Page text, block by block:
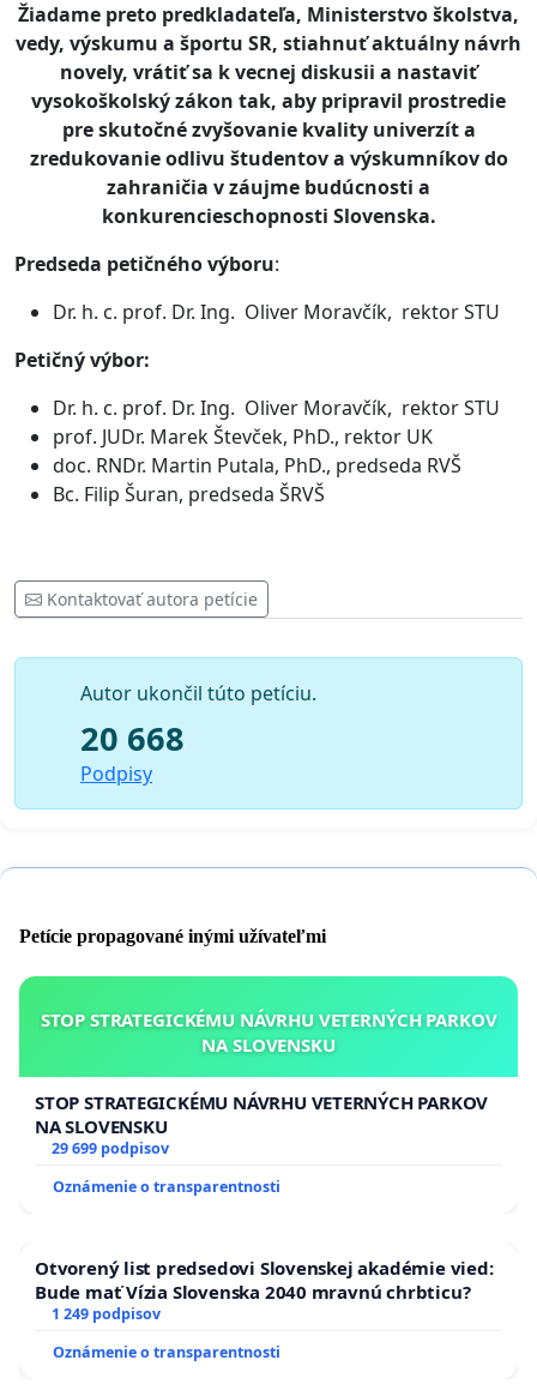
Žiadame preto predkladateľa, Ministerstvo školstva,
vedy, výskumu a športu SR, stiahnuť aktuálny návrh
novely, vrátiť sa k vecnej diskusii a nastaviť
vysokoškolský zákon tak, aby pripravil prostredie
pre skutočné zvyšovanie kvality univerzít a
zredukovanie odlivu študentov a výskumníkov do
zahraničia v záujme budúcnosti a
konkurencieschopnosti Slovenska.
Predseda petičného výboru:
Dr. h. c. prof. Dr. Ing. Oliver Moravčík, rektor STU
Petičný výbor:
Dr. h. c. prof. Dr. Ing. Oliver Moravčík, rektor STU
prof. JUDr. Marek Števček, PhD., rektor UK
doc. RNDr. Martin Putala, PhD., predseda RVŠ
Bc. Filip Šuran, predseda ŠRVŠ
Kontaktovať autora petície
Autor ukončil túto petíciu.
20 668
Podpisy
Petície propagované inými užívateľmi
STOP STRATEGICKÉMU NÁVRHU VETERNÝCH PARKOV
NA SLOVENSKU
STOP STRATEGICKÉMU NÁVRHU VETERNÝCH PARKOV
NA SLOVENSKU
29 699 podpisov
Oznámenie o transparentnosti
Otvorený list predsedovi Slovenskej akadémie vied:
Bude mať Vízia Slovenska 2040 mravnú chrbticu?
1 249 podpisov
Oznámenie o transparentnosti